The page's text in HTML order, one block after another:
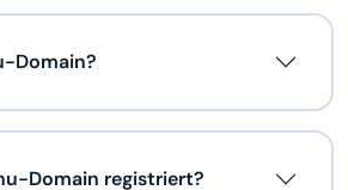
Domain?
Domain registriert?